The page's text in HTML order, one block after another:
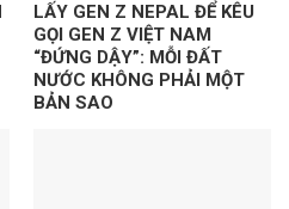
LẤY GEN Z NEPAL ĐỂ KÊU
GỌI GEN Z VIỆT NAM
“ĐỨNG DẬY”: MỖI ĐẤT
NƯỚC KHÔNG PHẢI MỘT
BẢN SAO